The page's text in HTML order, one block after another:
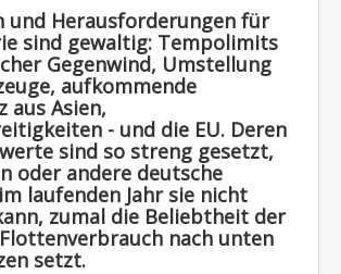
und Herausforderungen für
sind gewaltig: Tempolimits
Gegenwind, Umstellung
aufkommende
aus Asien,
- und die EU. Deren
sind so streng gesetzt,
oder andere deutsche
laufenden Jahr sie nicht
zumal die Beliebtheit der
nach unten
setzt.